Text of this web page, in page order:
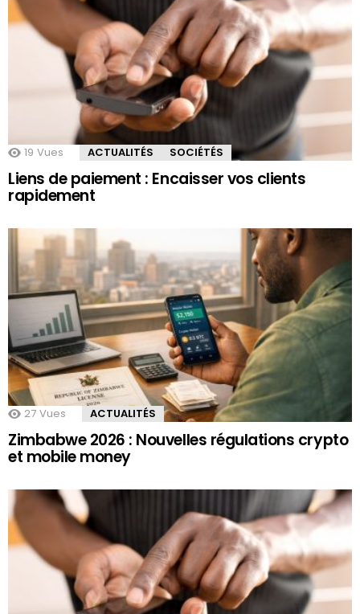
19 Vues ACTUALITÉS SOCIÉTÉS
Liens de paiement : Encaisser vos clients
rapidement
27 Vues ACTUALITÉS
Zimbabwe 2026 : Nouvelles régulations crypto
et mobile money